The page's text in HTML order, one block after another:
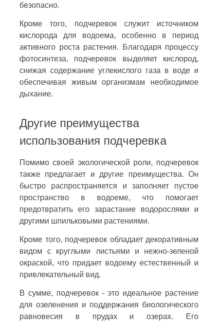
безопасно.
Кроме того, подчеревок служит источником
кислорода для водоема, особенно в период
активного роста растения. Благодаря процессу
фотосинтеза, подчеревок выделяет кислород,
снижая содержание углекислого газа в воде и
обеспечивая живым организмам необходимое
дыхание.
Другие преимущества
использования подчеревка
Помимо своей экологической роли, подчеревок
также предлагает и другие преимущества. Он
быстро распространяется и заполняет пустое
пространство в водоеме, что помогает
предотвратить его зарастание водорослями и
другими шпильковыми растениями.
Кроме того, подчеревок обладает декоративным
видом с круглыми листьями и нежно-зеленой
окраской, что придает водоему естественный и
привлекательный вид.
В сумме, подчеревок - это идеальное растение
для озеленения и поддержания биологического
равновесия в прудах и озерах. Его